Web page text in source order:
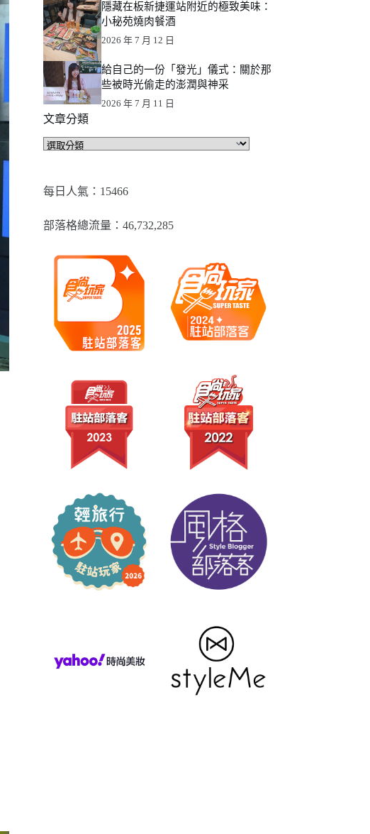
隱藏在板新捷運站附近的極致美味：
小秘苑燒肉餐酒
2026 年 7 月 12 日
給自己的一份「發光」儀式：關於那
些被時光偷走的澎潤與神采
2026 年 7 月 11 日
文章分類
文
類
每日人氣：15466
部落格總流量：​46,732,285